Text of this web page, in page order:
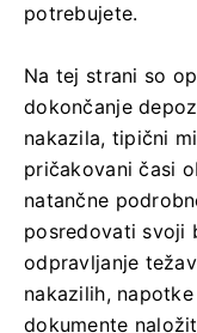
potrebujete.
Na tej strani so
dokončanje
nakazila, tipični
pričakovani časi
natančne
posredovati svoji
odpravljanje
nakazilih,
dokumente